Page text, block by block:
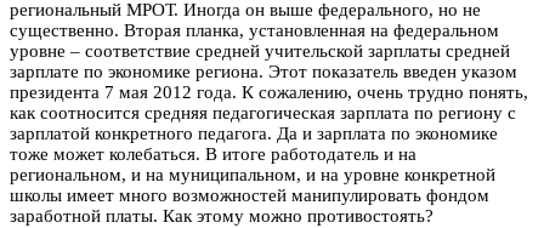
региональный МРОТ. Иногда он выше федерального, но не
существенно. Вторая планка, установленная на федеральном
уровне – соответствие средней учительской зарплаты средней
зарплате по экономике региона. Этот показатель введен указом
президента 7 мая 2012 года. К сожалению, очень трудно понять,
как соотносится средняя педагогическая зарплата по региону с
зарплатой конкретного педагога. Да и зарплата по экономике
тоже может колебаться. В итоге работодатель и на
региональном, и на муниципальном, и на уровне конкретной
школы имеет много возможностей манипулировать фондом
заработной платы. Как этому можно противостоять?